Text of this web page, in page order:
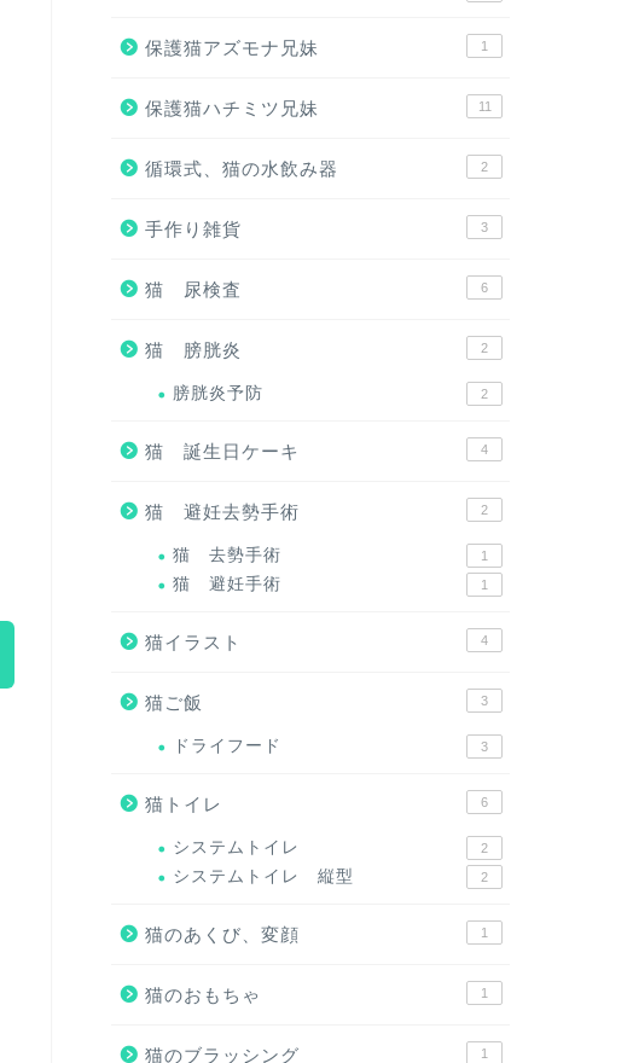
保護猫アズモナ兄妹 1
保護猫ハチミツ兄妹 11
循環式、猫の水飲み器 2
手作り雑貨 3
猫 尿検査 6
猫 膀胱炎 2
膀胱炎予防 2
猫 誕生日ケーキ 4
猫 避妊去勢手術 2
猫 去勢手術 1
猫 避妊手術 1
猫イラスト 4
猫ご飯 3
ドライフード 3
猫トイレ 6
システムトイレ 2
システムトイレ 縦型 2
猫のあくび、変顔 1
猫のおもちゃ 1
猫のブラッシング 1